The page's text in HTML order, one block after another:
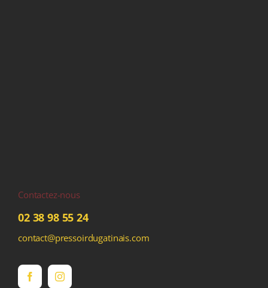
Contactez-nous
02 38 98 55 24
contact@pressoirdugatinais.com